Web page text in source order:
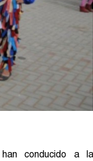
conducido a la